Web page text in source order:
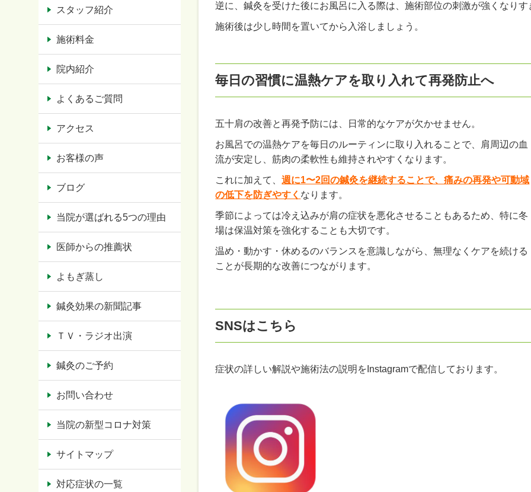
逆に、鍼灸を受けた後にお風呂に入る際は、施術部位の刺激が強くなり
施術後は少し時間を置いてから入浴しましょう。
毎日の習慣に温熱ケアを取り入れて再発防止へ
五十肩の改善と再発予防には、日常的なケアが欠かせません。
お風呂での温熱ケアを毎日のルーティンに取り入れることで、肩周辺の血
流が安定し、筋肉の柔軟性も維持されやすくなります。
これに加えて、週に1〜2回の鍼灸を継続することで、痛みの再発や可動域
の低下を防ぎやすく なります。
季節によっては冷え込みが肩の症状を悪化させることもあるため、特に冬
場は保温対策を強化することも大切です。
温め・動かす・休めるのバランスを意識しながら、無理なくケアを続ける
ことが長期的な改善につながります。
SNSはこちら
症状の詳しい解説や施術法の説明をInstagramで配信しております。
スタッフ紹介
施術料金
院内紹介
よくあるご質問
アクセス
お客様の声
ブログ
当院が選ばれる5つの理由
医師からの推薦状
よもぎ蒸し
鍼灸効果の新聞記事
ＴＶ・ラジオ出演
鍼灸のご予約
お問い合わせ
当院の新型コロナ対策
サイトマップ
対応症状の一覧